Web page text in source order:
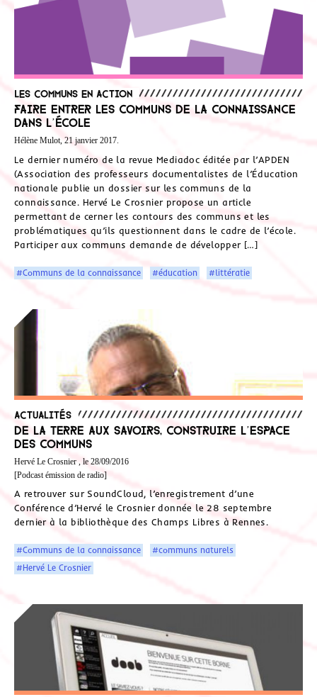
Les communs en action
Faire entrer les communs de la connaissance
dans l’école
Hélène Mulot, 21 janvier 2017.
Le dernier numéro de la revue Mediadoc éditée par l’APDEN
(Association des professeurs documentalistes de l’Éducation
nationale publie un dossier sur les communs de la
connaissance. Hervé Le Crosnier propose un article
permettant de cerner les contours des communs et les
problématiques qu’ils questionnent dans le cadre de l’école.
Participer aux communs demande de développer […]
#Communs de la connaissance #éducation #littératie
Actualités
De la terre aux savoirs, construire l’espace
des communs
Hervé Le Crosnier , le 28/09/2016
[Podcast émission de radio]
A retrouver sur SoundCloud, l’enregistrement d’une
Conférence d’Hervé le Crosnier donnée le 28 septembre
dernier à la bibliothèque des Champs Libres à Rennes.
#Communs de la connaissance
#communs naturels
#Hervé Le Crosnier